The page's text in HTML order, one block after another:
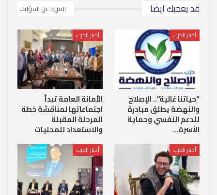
قد يعجبك ايضا المزيد عن المؤلف
أخبار الحزب
“حياتنا غالية”.. الإصلاح
والنهضة يطلق مبادرة
للدعم النفسي وحماية
الأسرة…
أخبار الحزب
الأمانة العامة تبدأ
اجتماعاتها لمناقشة خطة
المرحلة المقبلة
والاستعداد للمحليات
أخبار الحزب أخبار الحزب